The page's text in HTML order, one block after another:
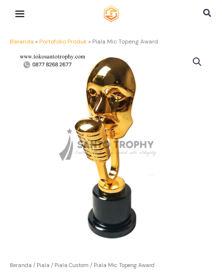
Cari
Beranda » Portofolio Produk » Piala Mic Topeng Award
Beranda / Piala / Piala Custom / Piala Mic Topeng Award